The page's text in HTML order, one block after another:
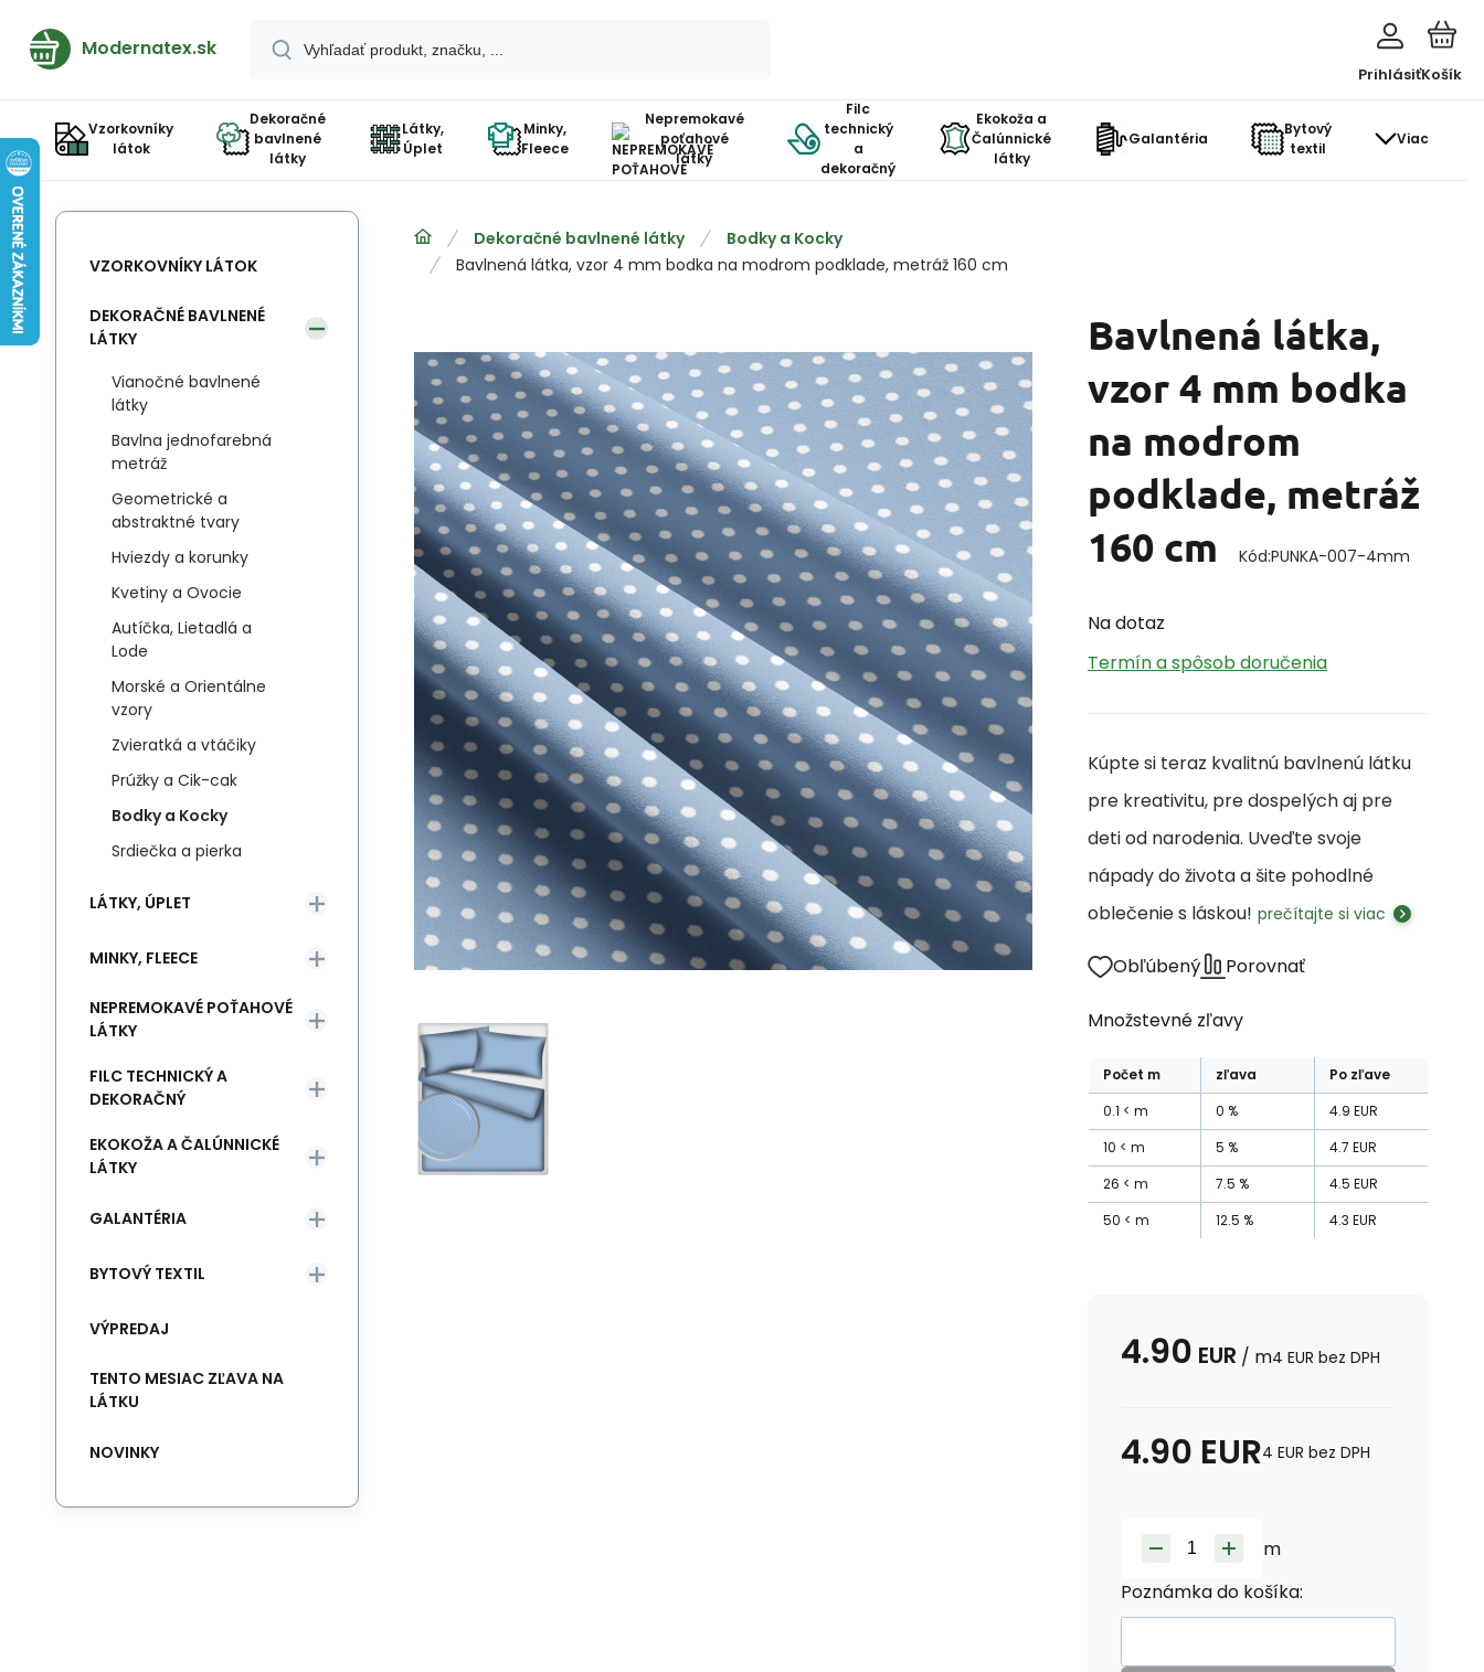
Modernatex.sk
PrihlásiťKošík
Vzorkovníky
látok
Dekoračné
bavlnené
látky
Látky,
Úplet
Minky,
Fleece
Nepremokavé
poťahové
látky
Filc
technický
a
dekoračný
Ekokoža a
Čalúnnické
látky
Galantéria
Bytový
textil
Viac
Dekoračné bavlnené látky
Bodky a Kocky
Bavlnená látka, vzor 4 mm bodka na modrom podklade, metráž 160 cm
Bavlnená látka,
vzor 4 mm bodka
na modrom
podklade, metráž
160 cm
Kód:PUNKA-007-4mm
Na dotaz
Termín a spôsob doručenia
Kúpte si teraz kvalitnú bavlnenú látku
pre kreativitu, pre dospelých aj pre
deti od narodenia. Uveďte svoje
nápady do života a šite pohodlné
oblečenie s láskou! prečítajte si viac
Obľúbený Porovnať
Množstevné zľavy
Počet m zľava
Po zľave
0.1
m 0 % 4.9 EUR
10
m 5 % 4.7 EUR
26
m 7.5 % 4.5 EUR
50
m 12.5 % 4.3 EUR
4.90 EUR / m4 EUR bez DPH
4.90 EUR4 EUR bez DPH
m
Poznámka do košíka:
VZORKOVNÍKY LÁTOK
DEKORAČNÉ BAVLNENÉ
LÁTKY
Vianočné bavlnené
látky
Bavlna jednofarebná
metráž
Geometrické a
abstraktné tvary
Hviezdy a korunky
Kvetiny a Ovocie
Autíčka, Lietadlá a
Lode
Morské a Orientálne
vzory
Zvieratká a vtáčiky
Prúžky a Cik-cak
Bodky a Kocky
Srdiečka a pierka
LÁTKY, ÚPLET
MINKY, FLEECE
NEPREMOKAVÉ POŤAHOVÉ
LÁTKY
FILC TECHNICKÝ A
DEKORAČNÝ
EKOKOŽA A ČALÚNNICKÉ
LÁTKY
GALANTÉRIA
BYTOVÝ TEXTIL
VÝPREDAJ
TENTO MESIAC ZĽAVA NA
LÁTKU
NOVINKY